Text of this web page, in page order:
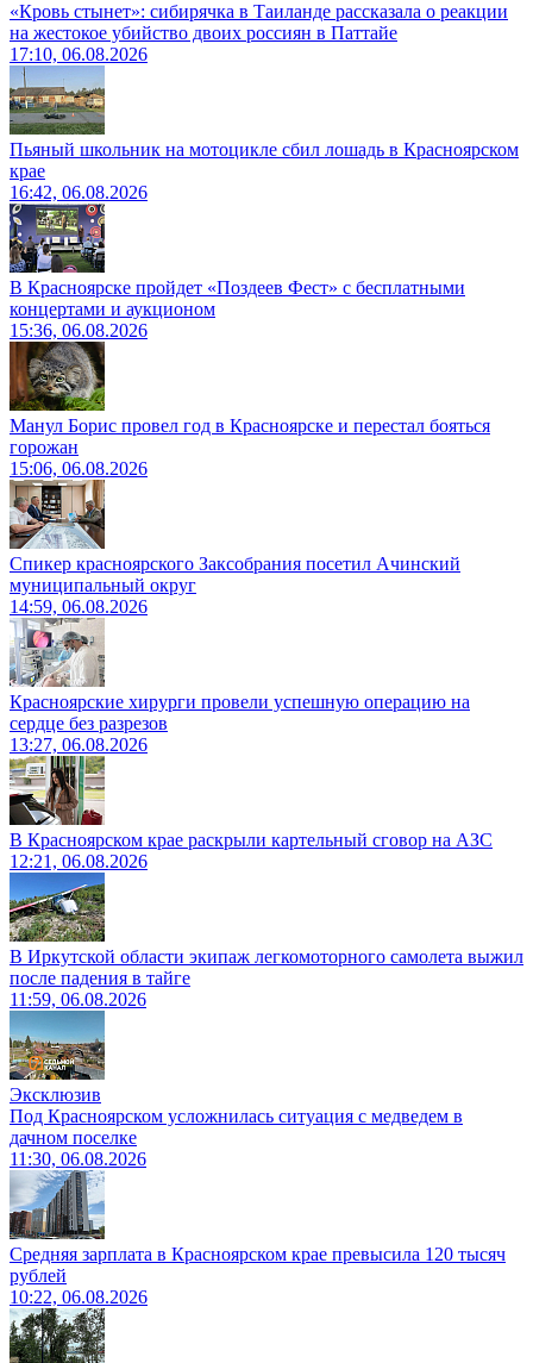
«Кровь стынет»: сибирячка в Таиланде рассказала о реакции
на жестокое убийство двоих россиян в Паттайе
17:10, 06.08.2026
Пьяный школьник на мотоцикле сбил лошадь в Красноярском
крае
16:42, 06.08.2026
В Красноярске пройдет «Поздеев Фест» с бесплатными
концертами и аукционом
15:36, 06.08.2026
Манул Борис провел год в Красноярске и перестал бояться
горожан
15:06, 06.08.2026
Спикер красноярского Заксобрания посетил Ачинский
муниципальный округ
14:59, 06.08.2026
Красноярские хирурги провели успешную операцию на
сердце без разрезов
13:27, 06.08.2026
В Красноярском крае раскрыли картельный сговор на АЗС
12:21, 06.08.2026
В Иркутской области экипаж легкомоторного самолета выжил
после падения в тайге
11:59, 06.08.2026
Эксклюзив
Под Красноярском усложнилась ситуация с медведем в
дачном поселке
11:30, 06.08.2026
Средняя зарплата в Красноярском крае превысила 120 тысяч
рублей
10:22, 06.08.2026